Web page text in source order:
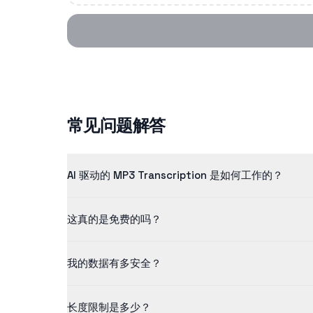
常见问题解答
AI 驱动的 MP3 Transcription 是如何工作的？
这真的是免费的吗？
我的数据有多安全？
长度限制是多少？